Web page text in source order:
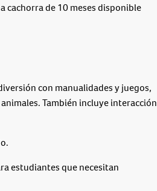
cachorra de 10 meses disponible
con manualidades y juegos,
También incluye interacción
estudiantes que necesitan